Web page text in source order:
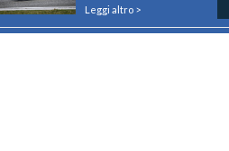
Leggi altro >